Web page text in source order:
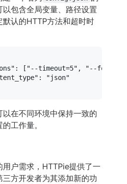
包含全局变量、路径设置
认的HTTP方法和超时时
: [ "--timeout=5" , "--follow"
:
"json"
在不同环境中保持一致的
工作量。
户需求，HTTPie提供了一
方开发者为其添加新的功